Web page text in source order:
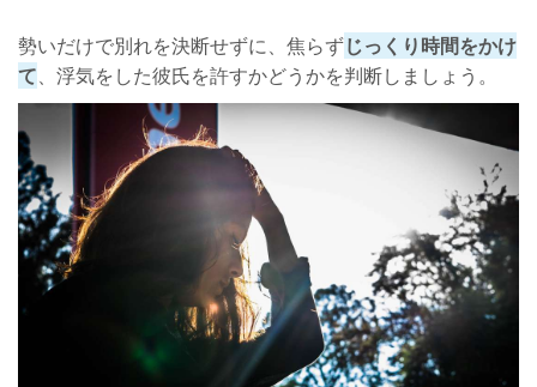
最低1～2ヶ月は距離を置く
必ずしも期間を決める必要はない
恋人の浮気を許す方法
方法1：完全に浮気相手と別れてもらう
方法2：お互いに納得をするまで話し合う
方法3：2人で浮気の原因を解決する
方法4：浮気の制裁を与える
方法5：浮気をされない女になる
勢いだけで別れを決断せずに、焦らずじっくり時間をかけ
て、浮気をした彼氏を許すかどうかを判断しましょう。